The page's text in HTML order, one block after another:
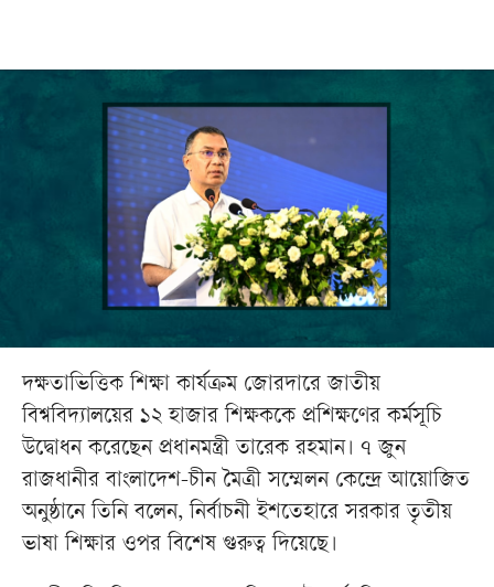
দক্ষতাভিত্তিক শিক্ষা কার্যক্রম জোরদারে জাতীয়
বিশ্ববিদ্যালয়ের ১২ হাজার শিক্ষককে প্রশিক্ষণের কর্মসূচি
উদ্বোধন করেছেন প্রধানমন্ত্রী তারেক রহমান। ৭ জুন
রাজধানীর বাংলাদেশ-চীন মৈত্রী সম্মেলন কেন্দ্রে আয়োজিত
অনুষ্ঠানে তিনি বলেন, নির্বাচনী ইশতেহারে সরকার তৃতীয়
ভাষা শিক্ষার ওপর বিশেষ গুরুত্ব দিয়েছে।